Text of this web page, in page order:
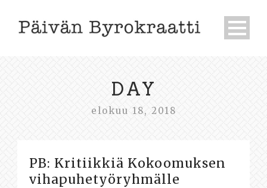
DAY
elokuu 18, 2018
PB: Kritiikkiä Kokoomuksen
vihapuhetyöryhmälle